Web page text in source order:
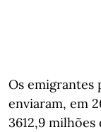
Os emigrantes
enviaram, em
3612,9